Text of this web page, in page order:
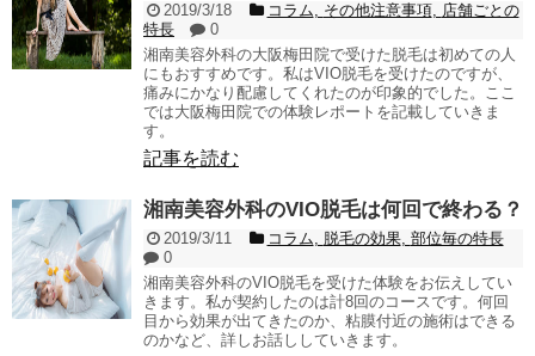
2019/3/18 コラム, その他注意事項, 店舗ごとの
特長
0
湘南美容外科の大阪梅田院で受けた脱毛は初めての人
にもおすすめです。私はVIO脱毛を受けたのですが、
痛みにかなり配慮してくれたのが印象的でした。ここ
では大阪梅田院での体験レポートを記載していきま
す。
記事を読む
湘南美容外科のVIO脱毛は何回で終わる？
2019/3/11 コラム, 脱毛の効果, 部位毎の特長
0
湘南美容外科のVIO脱毛を受けた体験をお伝えしてい
きます。私が契約したのは計8回のコースです。何回
目から効果が出てきたのか、粘膜付近の施術はできる
のかなど、詳しお話ししていきます。